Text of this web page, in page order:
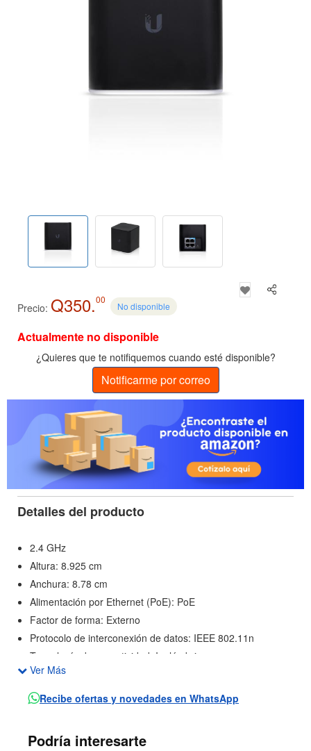
Precio: Q350.00
No disponible
Actualmente no disponible
¿Quieres que te notifiquemos cuando esté disponible?
Notificarme por correo
Detalles del producto
2.4 GHz
Altura: 8.925 cm
Anchura: 8.78 cm
Alimentación por Ethernet (PoE): PoE
Factor de forma: Externo
Protocolo de interconexión de datos: IEEE 802.11n
Tecnología de conectividad: Inalámbrico
Tipo: Punto de acceso inalámbrico
Velocidad de transferencia de datos: 300 Mbps
Ver Más
Recibe ofertas y novedades en WhatsApp
Podría interesarte